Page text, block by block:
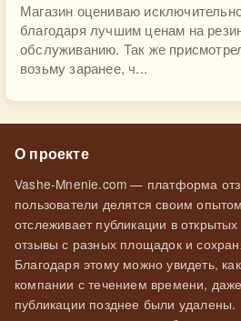
Магазин оцениваю
благодаря лучшим ценам на
обслуживанию. Так же
возьму заранее, ч...
О проекте
Vashe-Mnenie.com — платформа
пользователи делятся своим
отслеживает публикации в
отзывы с разных площадок и
Благодаря этому можно увидеть,
компании с течением времени,
публикации позднее были